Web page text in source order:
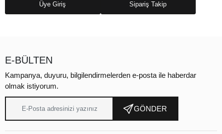
Üye Giriş Sipariş Takip
E-BÜLTEN
Kampanya, duyuru, bilgilendirmelerden e-posta ile haberdar
olmak istiyorum.
GÖNDER